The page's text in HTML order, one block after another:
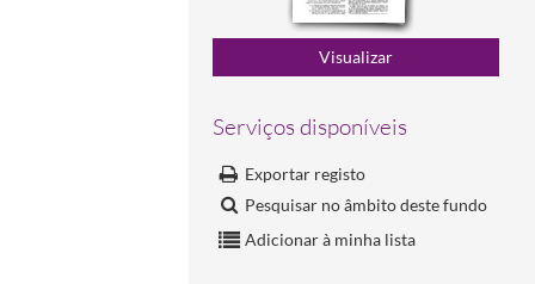
Serviços disponíveis
Exportar registo
Pesquisar no âmbito deste fundo
Adicionar à minha lista